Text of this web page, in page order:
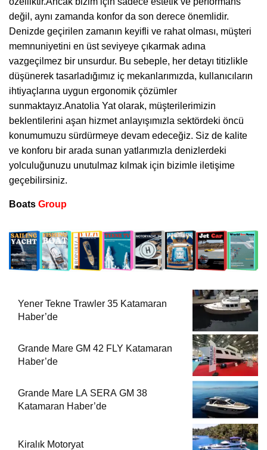
değil, aynı zamanda konfor da son derece önemlidir.
Denizde geçirilen zamanın keyifli ve rahat olması, müşteri
memnuniyetini en üst seviyeye çıkarmak adına
vazgeçilmez bir unsurdur. Bu sebeple, her detayı titizlikle
düşünerek tasarladığımız iç mekanlarımızda, kullanıcıların
ihtiyaçlarına uygun ergonomik çözümler
sunmaktayız.Anatolia Yat olarak, müşterilerimizin
beklentilerini aşan hizmet anlayışımızla sektördeki öncü
konumumuzu sürdürmeye devam edeceğiz. Siz de kalite
ve konforu bir arada sunan yatlarımızla denizlerdeki
yolculuğunuzu unutulmaz kılmak için bizimle iletişime
geçebilirsiniz.
Boats Group
Yener Tekne Trawler 35 Katamaran
Haber’de
Grande Mare GM 42 FLY Katamaran
Haber’de
Grande Mare LA SERA GM 38
Katamaran Haber’de
Kiralık Motoryat